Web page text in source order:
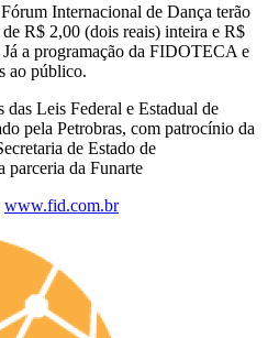
Internacional de Dança terão
R$ 2,00 (dois reais) inteira e R$
a programação da FIDOTECA e
ao público.
Leis Federal e Estadual de
pela Petrobras, com patrocínio da
de Estado de
parceria da Funarte
www.fid.com.br